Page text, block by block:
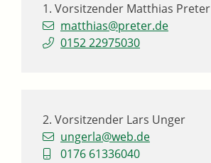
1. Vorsitzender Matthias Preter
matthias@preter.de
0152 22975030
2. Vorsitzender Lars Unger
ungerla@web.de
0176 61336040